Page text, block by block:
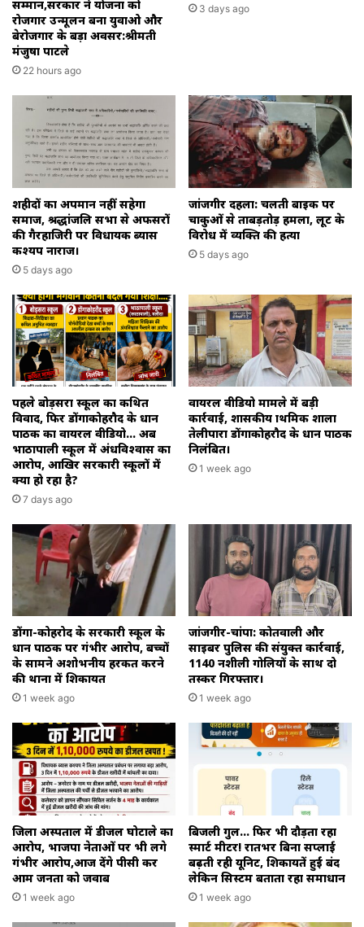
सम्मान,सरकार ने योजना को
रोजगार उन्मूलन बना युवाओ और
बेरोजगार के बड़ा अवसर:श्रीमती
मंजुषा पाटले
22 hours ago
3 days ago
शहीदों का अपमान नहीं सहेगा
समाज, श्रद्धांजलि सभा से अफसरों
की गैरहाजिरी पर विधायक ब्यास
कश्यप नाराज।
5 days ago
जांजगीर दहला: चलती बाइक पर
चाकुओं से ताबड़तोड़ हमला, लूट के
विरोध में व्यक्ति की हत्या
5 days ago
पहले बोड़सरा स्कूल का कथित
विवाद, फिर डोंगाकोहरौद के प्रधान
पाठक का वायरल वीडियो… अब
भाठापाली स्कूल में अंधविश्वास का
आरोप, आखिर सरकारी स्कूलों में
क्या हो रहा है?
7 days ago
वायरल वीडियो मामले में बड़ी
कार्रवाई, शासकीय प्राथमिक शाला
तेलीपारा डोंगाकोहरौद के प्रधान पाठक
निलंबित।
1 week ago
डोंगा-कोहरोद के सरकारी स्कूल के
प्रधान पाठक पर गंभीर आरोप, बच्चों
के सामने अशोभनीय हरकत करने
की थाना में शिकायत
1 week ago
जांजगीर-चांपा: कोतवाली और
साइबर पुलिस की संयुक्त कार्रवाई,
1140 नशीली गोलियों के साथ दो
तस्कर गिरफ्तार।
1 week ago
जिला अस्पताल में डीजल घोटाले का
आरोप, भाजपा नेताओं पर भी लगे
गंभीर आरोप,आज देंगे पीसी कर
आम जनता को जवाब
1 week ago
बिजली गुल… फिर भी दौड़ता रहा
स्मार्ट मीटर! रातभर बिना सप्लाई
बढ़ती रही यूनिट, शिकायतें हुईं बंद
लेकिन सिस्टम बताता रहा समाधान
1 week ago